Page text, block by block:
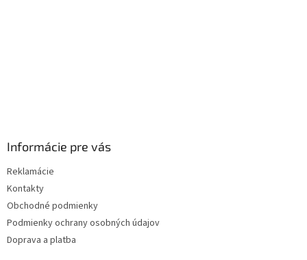
Informácie pre vás
Reklamácie
Kontakty
Obchodné podmienky
Podmienky ochrany osobných údajov
Doprava a platba